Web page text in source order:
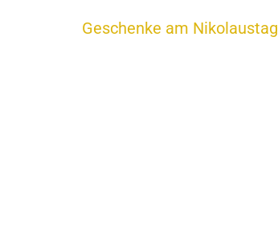
Beitragsnavigation
Geschenke am Nikolaustag